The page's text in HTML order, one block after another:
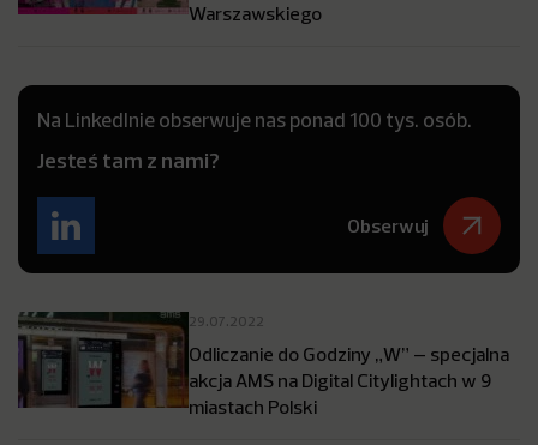
Warszawskiego
Na LinkedInie obserwuje nas ponad 100 tys. osób.
Jesteś tam z nami?
Obserwuj
29.07.2022
Odliczanie do Godziny „W” – specjalna
akcja AMS na Digital Citylightach w 9
miastach Polski